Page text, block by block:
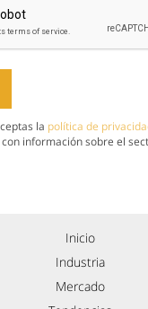
la política de
información sobre el
Inicio
Industria
Mercado